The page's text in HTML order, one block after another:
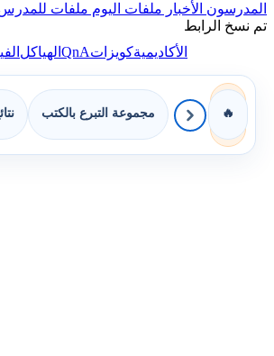
المدرسون الأخبار ملفات اليوم ملفات
تم نسخ الرابط
الأكاديميةكويزاتQnAالهياكل
🔥 مجموعة التبرع بالكتب